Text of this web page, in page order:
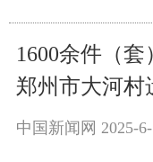
1600余件（
郑州市大河村
中国新闻网 2025-